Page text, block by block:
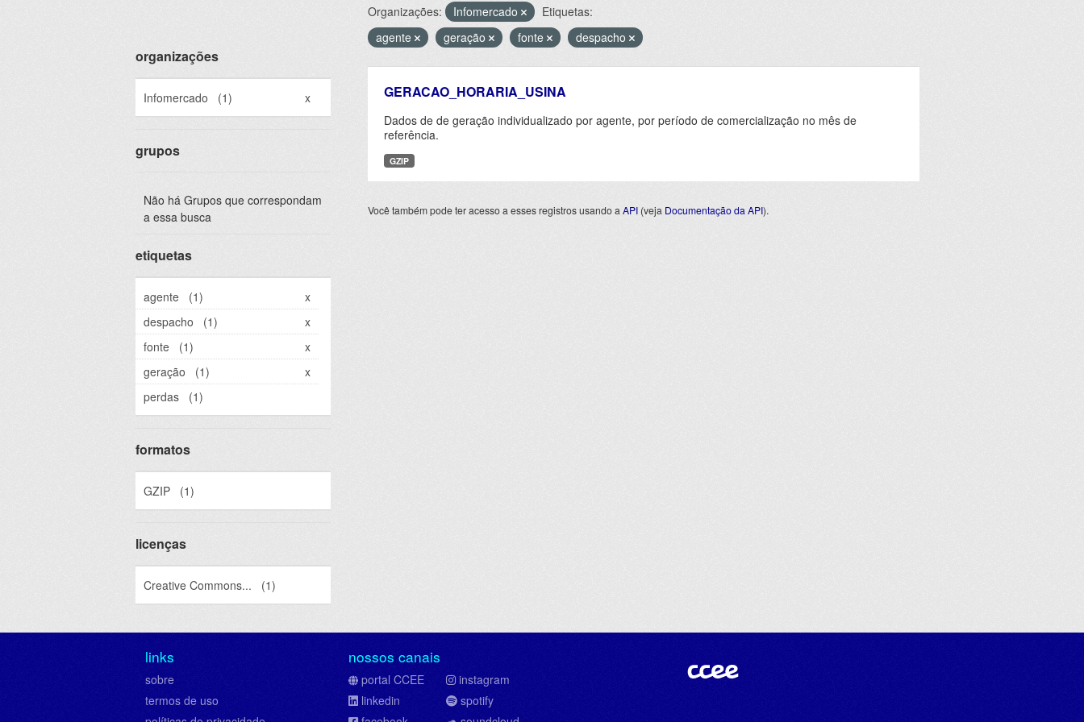
organizações
Infomercado (1) x
grupos
Não há Grupos que correspondam
a essa busca
etiquetas
agente (1)
x
despacho
(1)
x
fonte
(1)
x
geração
(1)
x
perdas
(1)
formatos
GZIP (1)
licenças
Creative Commons... (1)
Organizações: Infomercado
Etiquetas:
agente
geração fonte despacho
GERACAO_HORARIA_USINA
Dados de de geração individualizado por agente, por período de comercialização no mês de
referência.
GZIP
Você também pode ter acesso a esses registros usando a API (veja Documentação da API).
links
sobre
termos de uso
nossos canais
portal CCEE
linkedin
instagram
spotify